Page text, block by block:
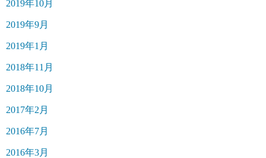
2019年10月
2019年9月
2019年1月
2018年11月
2018年10月
2017年2月
2016年7月
2016年3月